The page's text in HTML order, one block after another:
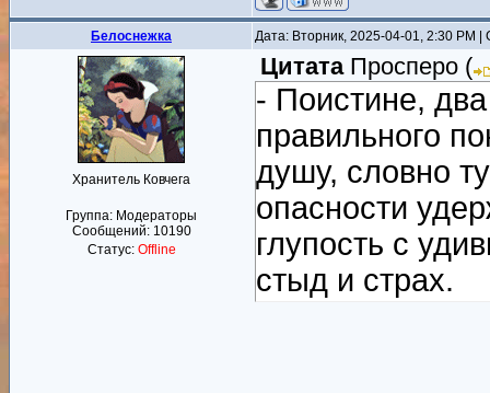
Белоснежка Дата: Вторник, 2025-04-01, 2:30 PM
Хранитель Ковчега
Группа: Модераторы
Сообщений: 10190
Статус: Offline
Цитата Просперо (
- Поистине,
правильного
душу, словно
опасности
глупость с
стыд и страх.